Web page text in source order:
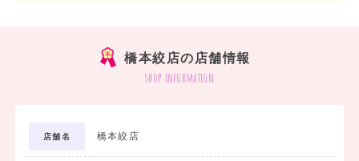
橋本絞店の店舗情報
shop information
店舗名 橋本絞店